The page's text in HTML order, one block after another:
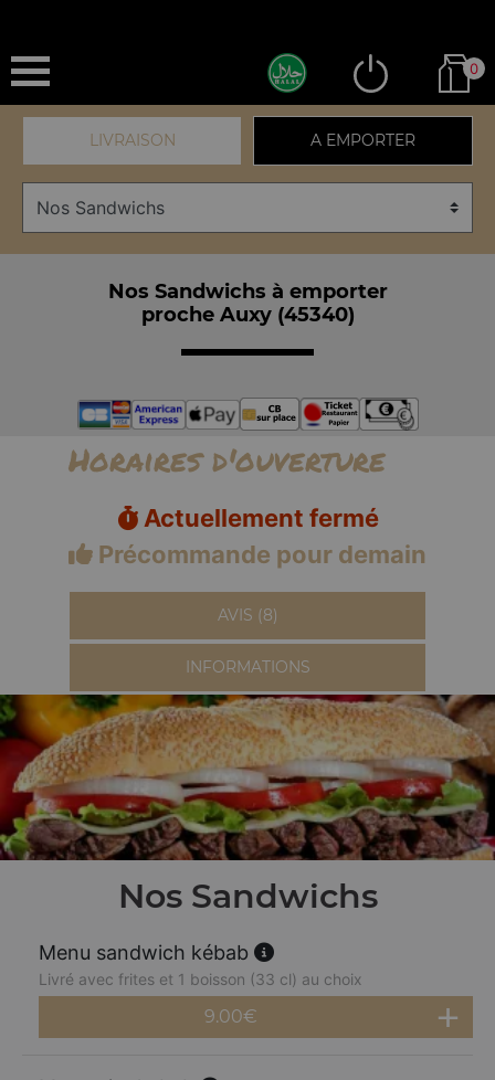
0
LIVRAISON A EMPORTER
Nos Sandwichs à emporter
proche Auxy (45340)
Horaires d'ouverture
Actuellement fermé
Précommande pour demain
AVIS (8)
INFORMATIONS
Nos Sandwichs
Menu sandwich kébab
Livré avec frites et 1 boisson (33 cl) au choix
9.00€